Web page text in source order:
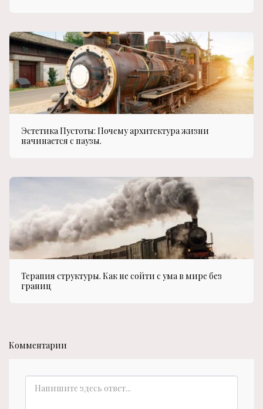
Эстетика Пустоты: Почему архитектура жизни
начинается с паузы.
Терапия структуры. Как не сойти с ума в мире без
границ
Комментарии